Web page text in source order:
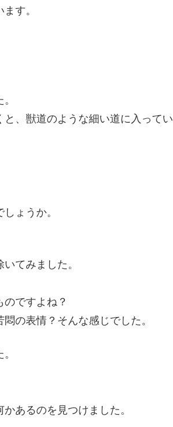
す。
、獣道のような細い道に入ってい
ょうか。
てみました。
ですよね？
の表情？そんな感じでした。
あるのを見つけました。